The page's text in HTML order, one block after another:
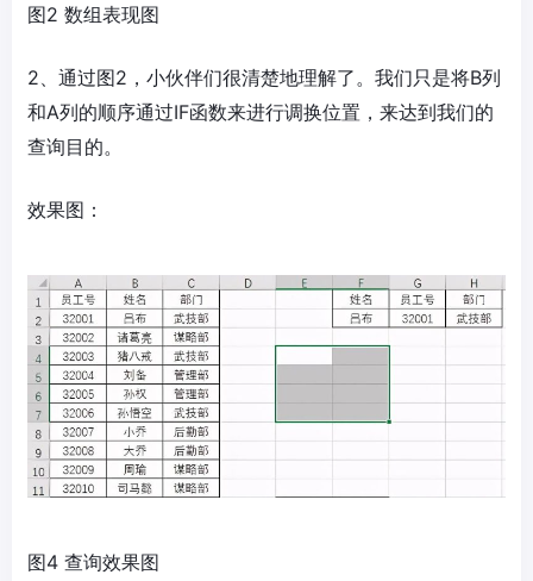
图2 数组表现图
2、通过图2，小伙伴们很清楚地理解了。我们只是将B列
和A列的顺序通过IF函数来进行调换位置，来达到我们的
查询目的。
效果图：
图4 查询效果图